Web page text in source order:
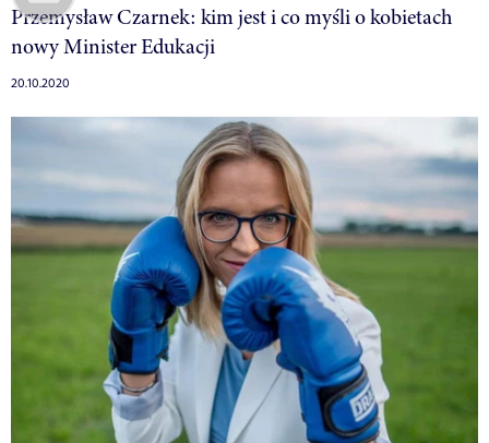
Przemysław Czarnek: kim jest i co myśli o kobietach
nowy Minister Edukacji
20.10.2020